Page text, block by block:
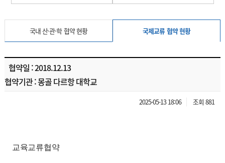
국내 산·관·학 협약 현황 국제교류 협약 현황
협약일 : 2018.12.13
협약기관 : 몽골 다르항 대학교
2025-05-13 18:06 조회 881
교육교류협약